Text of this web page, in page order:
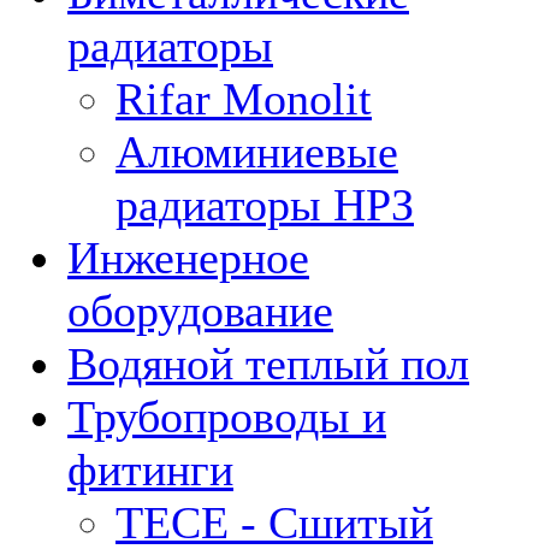
радиаторы
Rifar Monolit
Алюминиевые
радиаторы НРЗ
Инженерное
оборудование
Водяной теплый пол
Трубопроводы и
фитинги
ТЕСЕ - Сшитый